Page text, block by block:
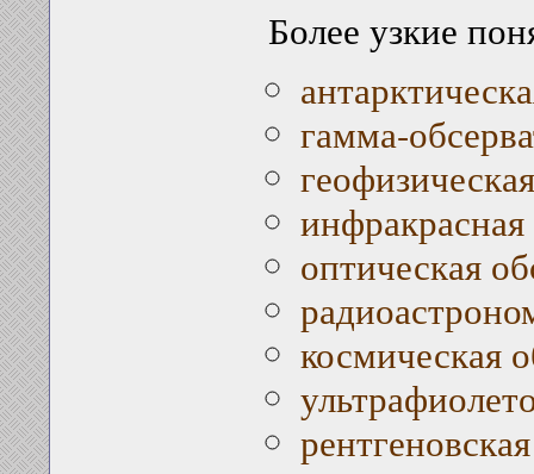
Более узкие
гамма-
оптическая
космическая